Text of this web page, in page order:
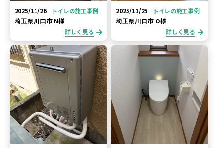
2025/11/26 トイレの施工事例
埼玉県川口市 N様
詳しく見る
2025/11/25 トイレの施工事例
埼玉県川口市 O様
詳しく見る